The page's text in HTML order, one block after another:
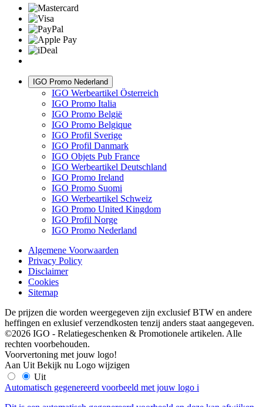
IGO Promo Nederland
IGO Werbeartikel Österreich
IGO Promo Italia
IGO Promo België
IGO Promo Belgique
IGO Profil Sverige
IGO Profil Danmark
IGO Objets Pub France
IGO Werbeartikel Deutschland
IGO Promo Ireland
IGO Promo Suomi
IGO Werbeartikel Schweiz
IGO Promo United Kingdom
IGO Profil Norge
IGO Promo Nederland
Algemene Voorwaarden
Privacy Policy
Disclaimer
Cookies
Sitemap
De prijzen die worden weergegeven zijn exclusief BTW en andere
heffingen en exlusief verzendkosten tenzij anders staat aangegeven.
©2026 IGO - Relatiegeschenken & Promotionele artikelen. Alle
rechten voorbehouden.
Voorvertoning met jouw logo!
Aan Uit Bekijk nu Logo wijzigen
Uit
Automatisch gegenereerd voorbeeld met jouw logo i